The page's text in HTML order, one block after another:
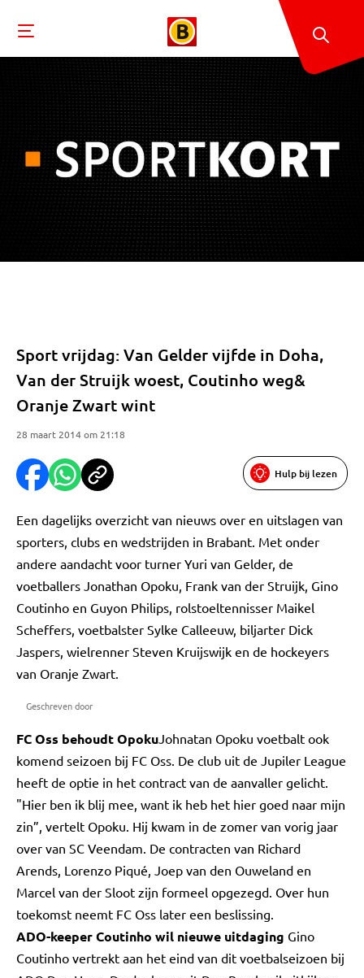
Sport vrijdag: Van Gelder vijfde in Doha,
Van der Struijk woest, Coutinho weg&
Oranje Zwart wint
28 maart 2014 om 21:18
Hulp bij lezen
Een dagelijks overzicht van nieuws over en uitslagen van
sporters, clubs en wedstrijden in Brabant. Met onder
andere aandacht voor turner Yuri van Gelder, de
voetballers Jonathan Opoku, Frank van der Struijk, Gino
Coutinho en Guyon Philips, rolstoeltennisser Maikel
Scheffers, voetbalster Sylke Calleeuw, biljarter Dick
Jaspers, wielrenner Steven Kruijswijk en de hockeyers
van Oranje Zwart.
Geschreven door
FC Oss behoudt OpokuJohnatan Opoku voetbalt ook
komend seizoen bij FC Oss. De club uit de Jupiler League
heeft de optie in het contract van de aanvaller gelicht.
"Hier ben ik blij mee, want ik heb het hier goed naar mijn
zin”, vertelt Opoku. Hij kwam in de zomer van vorig jaar
over van SC Veendam. De contracten van Richard
Arends, Lorenzo Piqué, Joep van den Ouweland en
Marcel van der Sloot zijn formeel opgezegd. Over hun
toekomst neemt FC Oss later een beslissing.
ADO-keeper Coutinho wil nieuwe uitdaging Gino
Coutinho vertrekt aan het eind van dit voetbalseizoen bij